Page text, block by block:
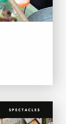
SPECTACLES